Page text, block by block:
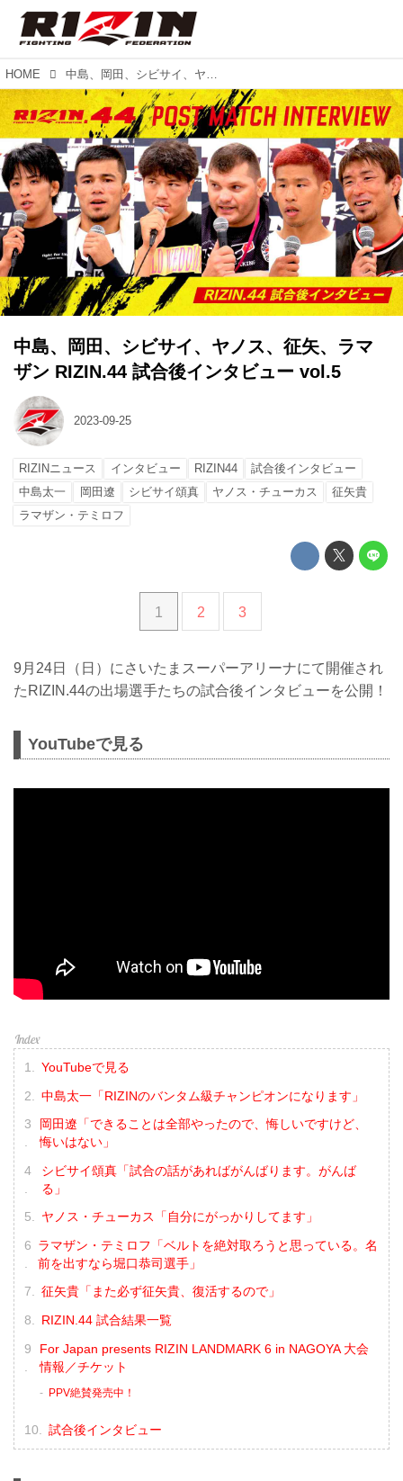
HOME 中島、岡田、シビサイ、ヤノス、征矢、ラマザン RIZIN.44 試合後インタビュー vol.5
中島、岡田、シビサイ、ヤノス、征矢、ラマ
ザン RIZIN.44 試合後インタビュー vol.5
2023-09-25
RIZINニュース インタビュー RIZIN44
試合後インタビュー
中島太一
岡田遼 シビサイ頌真 ヤノス・チューカス
征矢貴
ラマザン・テミロフ
1 2 3
9月24日（日）にさいたまスーパーアリーナにて開催され
たRIZIN.44の出場選手たちの試合後インタビューを公開！
YouTubeで見る
YouTubeで見る
中島太一「RIZINのバンタム級チャンピオンになります」
岡田遼「できることは全部やったので、悔しいですけど、
悔いはない」
シビサイ頌真「試合の話があればがんばります。がんば
る」
ヤノス・チューカス「自分にがっかりしてます」
ラマザン・テミロフ「ベルトを絶対取ろうと思っている。名
前を出すなら堀口恭司選手」
征矢貴「また必ず征矢貴、復活するので」
RIZIN.44 試合結果一覧
For Japan presents RIZIN LANDMARK 6 in NAGOYA 大会
情報／チケット
PPV絶賛発売中！
試合後インタビュー